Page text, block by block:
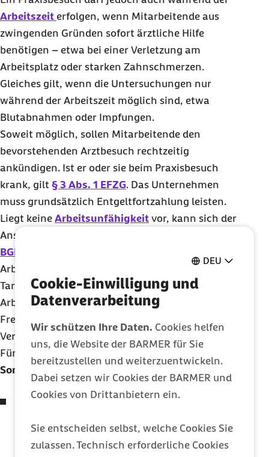
DEU
Cookie-Einwilligung und
Datenverarbeitung
Wir schützen Ihre Daten. Cookies helfen
uns, die Website der BARMER für Sie
bereitzustellen und weiterzuentwickeln.
Dabei setzen wir Cookies der BARMER und
Cookies von Drittanbietern ein.
Sie entscheiden selbst, welche Cookies Sie
zulassen. Technisch erforderliche Cookies
Arbeitszeit erfolgen, wenn Mitarbeitende aus
zwingenden Gründen sofort ärztliche Hilfe
benötigen – etwa bei einer Verletzung am
Arbeitsplatz oder starken Zahnschmerzen.
Gleiches gilt, wenn die Untersuchungen nur
während der Arbeitszeit möglich sind, etwa
Blutabnahmen oder Impfungen.
Soweit möglich, sollen Mitarbeitende den
bevorstehenden Arztbesuch rechtzeitig
ankündigen. Ist er oder sie beim Praxisbesuch
krank, gilt § 3 Abs. 1 EFZG. Das Unternehmen
muss grundsätzlich Entgeltfortzahlung leisten.
Liegt keine Arbeitsunfähigkeit vor, kann sich der
Anspruch auf
BGB
Arbeitsvertrag ausgeschlossen ist. In vielen
Tarifverträgen sind Arztbesuche während der
Arbeitszeit ausdrücklich von der bezahlten
Freistellung ausgenommen. Dann entfällt der
Vergütungsanspruch.
Für bestimmte Beschäftigtengruppen gelten
Sonderregelungen
Schwangere müssen für vorgeschriebene
7 MuSchG).